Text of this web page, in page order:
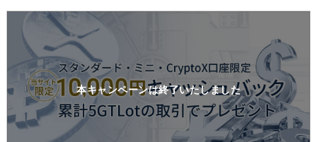
本キャンペーンは終了いたしました